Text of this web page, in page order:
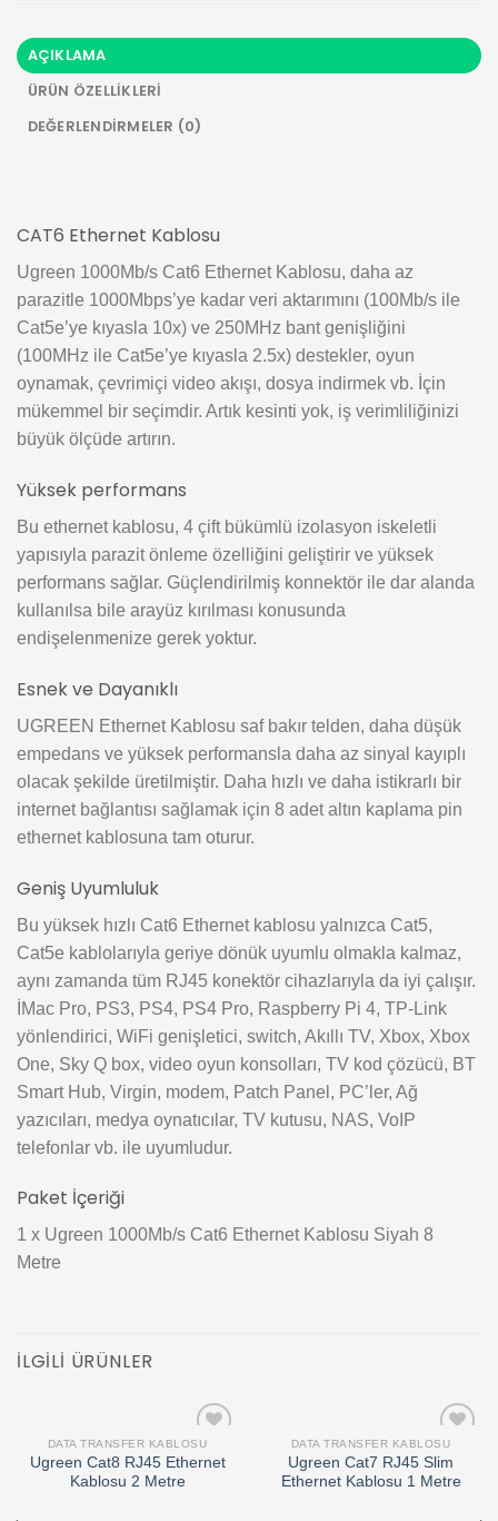
AÇIKLAMA
ÜRÜN ÖZELLIKLERI
DEĞERLENDIRMELER (0)
CAT6 Ethernet Kablosu
Ugreen 1000Mb/s Cat6 Ethernet Kablosu, daha az
parazitle 1000Mbps’ye kadar veri aktarımını (100Mb/s ile
Cat5e’ye kıyasla 10x) ve 250MHz bant genişliğini
(100MHz ile Cat5e’ye kıyasla 2.5x) destekler, oyun
oynamak, çevrimiçi video akışı, dosya indirmek vb. İçin
mükemmel bir seçimdir. Artık kesinti yok, iş verimliliğinizi
büyük ölçüde artırın.
Yüksek performans
Bu ethernet kablosu, 4 çift bükümlü izolasyon iskeletli
yapısıyla parazit önleme özelliğini geliştirir ve yüksek
performans sağlar. Güçlendirilmiş konnektör ile dar alanda
kullanılsa bile arayüz kırılması konusunda
endişelenmenize gerek yoktur.
Esnek ve Dayanıklı
UGREEN Ethernet Kablosu saf bakır telden, daha düşük
empedans ve yüksek performansla daha az sinyal kayıplı
olacak şekilde üretilmiştir. Daha hızlı ve daha istikrarlı bir
internet bağlantısı sağlamak için 8 adet altın kaplama pin
ethernet kablosuna tam oturur.
Geniş Uyumluluk
Bu yüksek hızlı Cat6 Ethernet kablosu yalnızca Cat5,
Cat5e kablolarıyla geriye dönük uyumlu olmakla kalmaz,
aynı zamanda tüm RJ45 konektör cihazlarıyla da iyi çalışır.
İMac Pro, PS3, PS4, PS4 Pro, Raspberry Pi 4, TP-Link
yönlendirici, WiFi genişletici, switch, Akıllı TV, Xbox, Xbox
One, Sky Q box, video oyun konsolları, TV kod çözücü, BT
Smart Hub, Virgin, modem, Patch Panel, PC’ler, Ağ
yazıcıları, medya oynatıcılar, TV kutusu, NAS, VoIP
telefonlar vb. ile uyumludur.
Paket İçeriği
1 x Ugreen 1000Mb/s Cat6 Ethernet Kablosu Siyah 8
Metre
İLGILI ÜRÜNLER
wishlist
DATA TRANSFER KABLOSU
Ugreen Cat8 RJ45 Ethernet
Kablosu 2 Metre
Add to
wishlist
DATA TRANSFER KABLOSU
Ugreen Cat7 RJ45 Slim
Ethernet Kablosu 1 Metre